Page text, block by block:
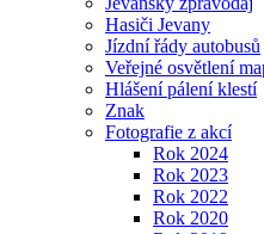
Hasiči Jevany
Jízdní řády autobusů
Veřejné osvětlení
Hlášení pálení klestí
Znak
Fotografie z akcí
Rok 2024
Rok 2023
Rok 2022
Rok 2020